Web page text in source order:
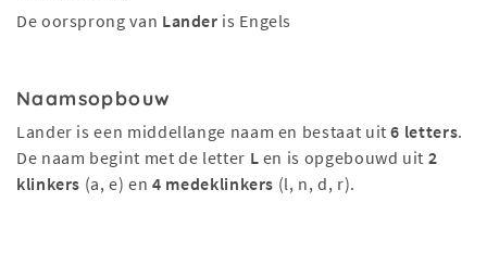
De oorsprong van Lander is Engels
Naamsopbouw
Lander is een middellange naam en bestaat uit6 letters.
De naam begint met de letter L en is opgebouwd uit 2
klinkers (a, e) en4 medeklinkers (l, n, d, r).